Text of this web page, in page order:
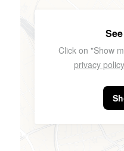
Click on "Show
privacy policy